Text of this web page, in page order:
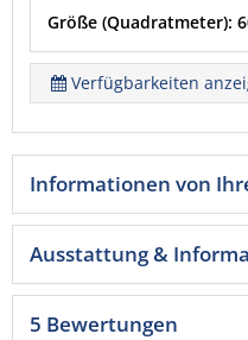
Größe (Quadratmeter):
Verfügbarkeiten
Informationen von
Ausstattung &
5 Bewertungen